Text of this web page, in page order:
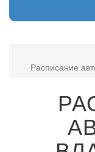
Расписание